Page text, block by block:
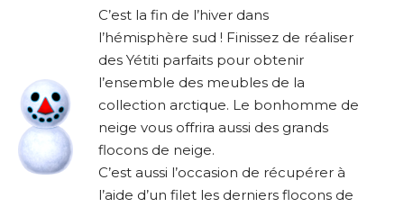
C’est la fin de l’hiver dans
l’hémisphère sud ! Finissez de réaliser
des Yétiti parfaits pour obtenir
l’ensemble des meubles de la
collection arctique. Le bonhomme de
neige vous offrira aussi des grands
flocons de neige.
C’est aussi l’occasion de récupérer à
l’aide d’un filet les derniers flocons de